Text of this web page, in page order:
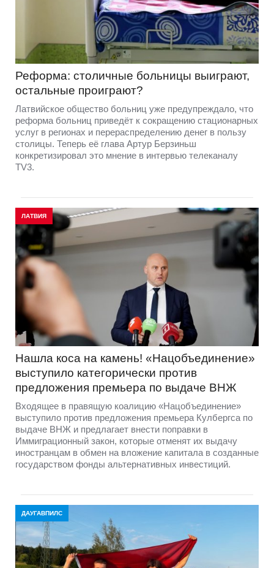
Реформа: столичные больницы выиграют,
остальные проиграют?
Латвийское общество больниц уже предупреждало, что
реформа больниц приведёт к сокращению стационарных
услуг в регионах и перераспределению денег в пользу
столицы. Теперь её глава Артур Берзиньш
конкретизировал это мнение в интервью телеканалу
TV3.
ЛАТВИЯ
Нашла коса на камень! «Нацобъединение»
выступило категорически против
предложения премьера по выдаче ВНЖ
Входящее в правящую коалицию «Нацобъединение»
выступило против предложения премьера Кулбергса по
выдаче ВНЖ и предлагает внести поправки в
Иммиграционный закон, которые отменят их выдачу
иностранцам в обмен на вложение капитала в созданные
государством фонды альтернативных инвестиций.
ДАУГАВПИЛС